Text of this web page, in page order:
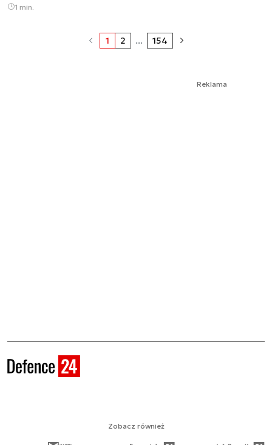
1 min.
1 2 ... 154
Reklama
Zobacz również